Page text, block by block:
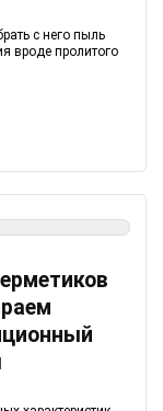
с него пыль
вроде пролитого